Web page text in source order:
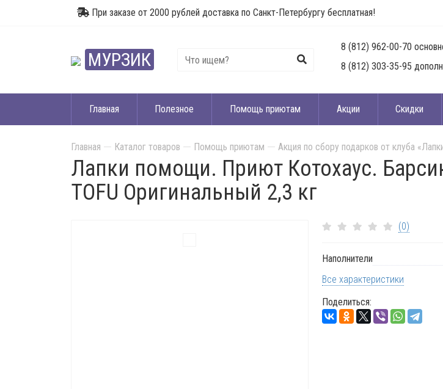
При заказе от 2000 рублей доставка по Санкт-Петербургу бесплатная!
МУРЗИК
8 (812) 962-00-70
8 (812) 303-35-95
Главная Полезное Помощь приютам Акции Скидки
Главная Каталог товаров Помощь приютам Акция по сбору подарков от клуба
Лапки помощи. Приют Котохаус.
TOFU Оригинальный 2,3 кг
(0)
Наполнители
Все характеристики
Поделиться: